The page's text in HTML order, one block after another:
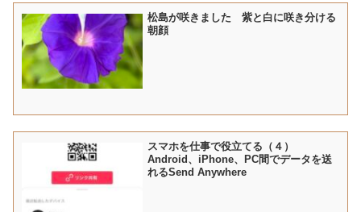
松島が咲きました 紫と白に咲き分ける
朝顔
スマホを仕事で役立てる（４）
Android、iPhone、PC間でデータを送
れるSend Anywhere